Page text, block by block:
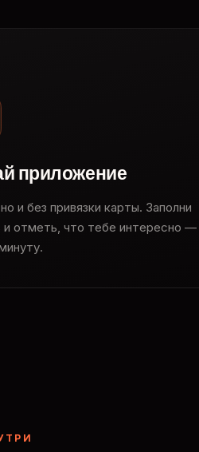
приложение
и без привязки карты. Заполни
и отметь, что тебе интересно —